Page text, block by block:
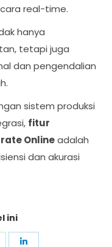
real-time.
hanya
tetapi juga
dan pengendalian
sistem produksi
fitur
Onlineadalah
dan akurasi
ini
Share